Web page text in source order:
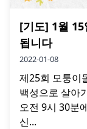
[기도] 1월
됩니다
2022-01-08
제25회 모퉁이
백성으로 살아
오전 9시 30분
신...